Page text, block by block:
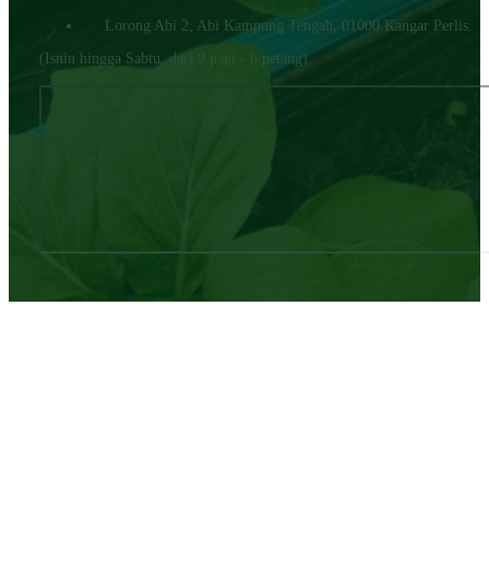
Lorong Abi 2, Abi Kampung Tengah, 01000 Kangar Perlis.
(Isnin hingga Sabtu, dari 9 pagi - 6 petang)